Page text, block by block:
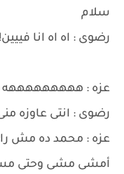
سلام
رضوى : اه اه انا
عزه :
رضوى : انتى عاوزه
عزه : محمد ده مش
أمشى مشى وحتى